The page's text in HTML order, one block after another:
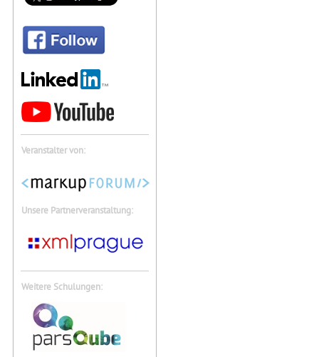
Veranstalter von:
Unsere Partnerveranstaltung:
Weitere Schulungen: